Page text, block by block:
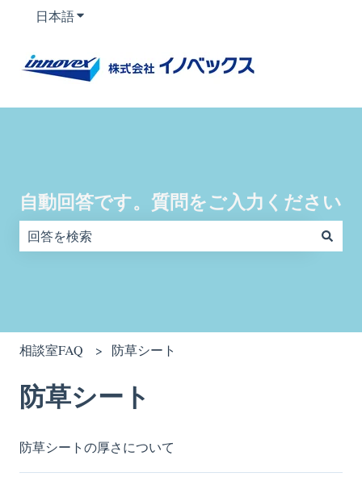
日本語翻訳のサブメニューを表示
自動回答です。質問をご入力ください
相談室FAQ 防草シート
防草シート
防草シートの厚さについて